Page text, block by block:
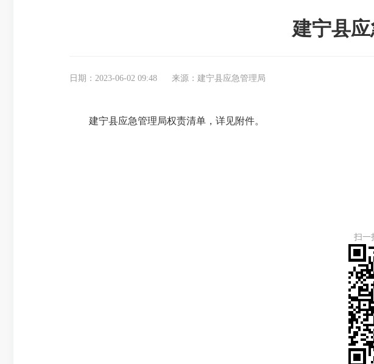
建宁县
日期：2023-06-02 09:48 来源：建宁县应急管理局
建宁县应急管理局权责清单， 详见附件。
扫一